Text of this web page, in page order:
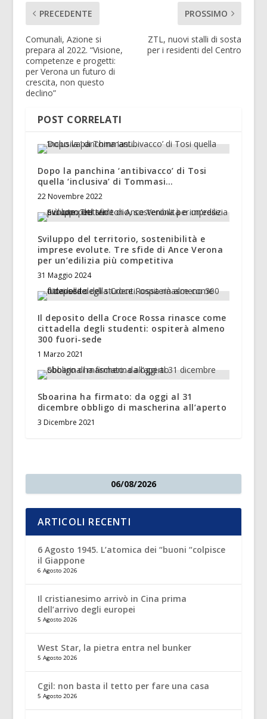
PRECEDENTE
Comunali, Azione si
prepara al 2022. “Visione,
competenze e progetti:
per Verona un futuro di
crescita, non questo
declino”
PROSSIMO
ZTL, nuovi stalli di sosta
per i residenti del Centro
POST CORRELATI
Dopo la panchina ‘antibivacco’ di Tosi
quella ‘inclusiva’ di Tommasi…
22 Novembre 2022
Sviluppo del territorio, sostenibilità e
imprese evolute. Tre sfide di Ance Verona
per un’edilizia più competitiva
31 Maggio 2024
Il deposito della Croce Rossa rinasce come
cittadella degli studenti: ospiterà almeno
300 fuori-sede
1 Marzo 2021
Sboarina ha firmato: da oggi al 31
dicembre obbligo di mascherina all’aperto
3 Dicembre 2021
06/08/2026
ARTICOLI RECENTI
6 Agosto 1945. L’atomica dei “buoni “colpisce
il Giappone
6 Agosto 2026
Il cristianesimo arrivò in Cina prima
dell’arrivo degli europei
5 Agosto 2026
West Star, la pietra entra nel bunker
5 Agosto 2026
Cgil: non basta il tetto per fare una casa
5 Agosto 2026